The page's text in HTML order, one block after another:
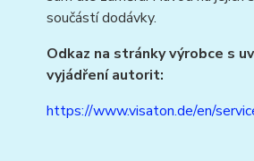
součástí dodávky.
Odkaz na stránky výrobce s
vyjádření autorit:
https://www.visaton.de/en/